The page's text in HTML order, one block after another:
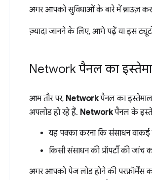
अगर आपको सुविधाओं के बारे में ब्राउज़
ज़्यादा जानने के लिए, आगे पढ़ें या इस
Network पैनल का
आम तौर पर, Networkपैनल का
अपलोड हो रहे हैं. Networkपैनल के
यह पक्का करना कि संसाधन वाकई
किसी संसाधन की प्रॉपर्टी की
अगर आपको पेज लोड होने की परफ़ॉर्मेंस